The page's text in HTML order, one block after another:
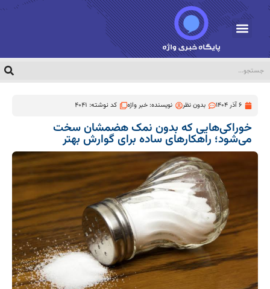
6 آذر 1404 بدون نظر نویسنده:خبر واژه کد نوشته: 4041
خوراکی‌هایی که بدون نمک هضمشان سخت
می‌شود؛ راهکارهای ساده برای گوارش بهتر